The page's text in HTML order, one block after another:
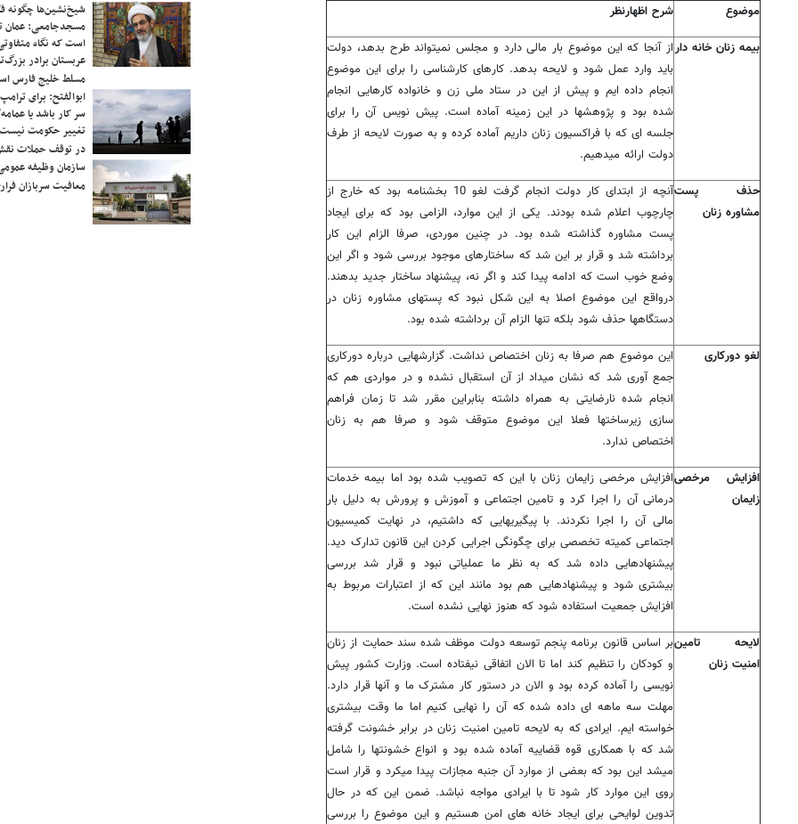
موضوع شرح اظهارنظر
بیمه زنان خانه داراز آنجا که این موضوع بار مالی دارد و مجلس نمیتواند طرح بدهد، دولت
باید وارد عمل شود و لایحه بدهد. کارهای کارشناسی را برای این موضوع
انجام داده ایم و پیش از این در ستاد ملی زن و خانواده کارهایی انجام
شده بود و پژوهشها در این زمینه آماده است. پیش نویس آن را برای
جلسه ای که با فراکسیون زنان داریم آماده کرده و به صورت لایحه از طرف
دولت ارائه میدهیم.
حذف پست
مشاوره زنان
آنچه از ابتدای کار دولت انجام گرفت لغو 10 بخشنامه بود که خارج از
چارچوب اعلام شده بودند. یکی از این موارد، الزامی بود که برای ایجاد
پست مشاوره گذاشته شده بود. در چنین موردی، صرفا الزام این کار
برداشته شد و قرار بر این شد که ساختارهای موجود بررسی شود و اگر این
وضع خوب است که ادامه پیدا کند و اگر نه، پیشنهاد ساختار جدید بدهند.
درواقع این موضوع اصلا به این شکل نبود که پستهای مشاوره زنان در
دستگاهها حذف شود بلکه تنها الزام آن برداشته شده بود.
لغو دورکاری
این موضوع هم صرفا به زنان اختصاص نداشت. گزارشهایی درباره دورکاری
جمع آوری شد که نشان میداد از آن استقبال نشده و در مواردی هم که
انجام شده نارضایتی به همراه داشته بنابراین مقرر شد تا زمان فراهم
سازی زیرساختها فعلا این موضوع متوقف شود و صرفا هم به زنان
اختصاص ندارد.
افزایش مرخصی
زایمان
افزایش مرخصی زایمان زنان با این که تصویب شده بود اما بیمه خدمات
درمانی آن را اجرا کرد و تامین اجتماعی و آموزش و پرورش به دلیل بار
مالی آن را اجرا نکردند. با پیگیریهایی که داشتیم، در نهایت کمیسیون
اجتماعی کمیته تخصصی برای چگونگی اجرایی کردن این قانون تدارک دید.
پیشنهادهایی داده شد که به نظر ما عملیاتی نبود و قرار شد بررسی
بیشتری شود و پیشنهادهایی هم بود مانند این که از اعتبارات مربوط به
افزایش جمعیت استفاده شود که هنوز نهایی نشده است.
لایحه تامین
امنیت زنان
بر اساس قانون برنامه پنجم توسعه دولت موظف شده سند حمایت از زنان
و کودکان را تنظیم کند اما تا الان اتفاقی نیفتاده است. وزارت کشور پیش
نویسی را آماده کرده بود و الان در دستور کار مشترک ما و آنها قرار دارد.
مهلت سه ماهه ای داده شده که آن را نهایی کنیم اما ما وقت بیشتری
خواسته ایم. ایرادی که به لایحه تامین امنیت زنان در برابر خشونت گرفته
شد که با همکاری قوه قضاییه آماده شده بود و انواع خشونتها را شامل
میشد این بود که بعضی از موارد آن جنبه مجازات پیدا میکرد و قرار است
روی این موارد کار شود تا با ایرادی مواجه نباشد. ضمن این که در حال
تدوین لوایحی برای ایجاد خانه های امن هستیم و این موضوع را بررسی
شیخ‌نشین‌ها چگونه
مسجدجامعی: عمان
است که نگاه
عربستان برادر
مسلط خلیج فارس
ابوالفتح: برای
سر کار باشد یا
تغییر حکومت
در توقف حملات
سازمان وظیفه
معافیت سربازان